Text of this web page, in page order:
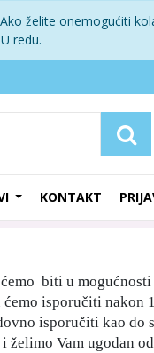
želite onemogućiti
redu.
KONTAKT
biti u
isporučiti nakon
isporučiti kao do
želimo Vam ugodan